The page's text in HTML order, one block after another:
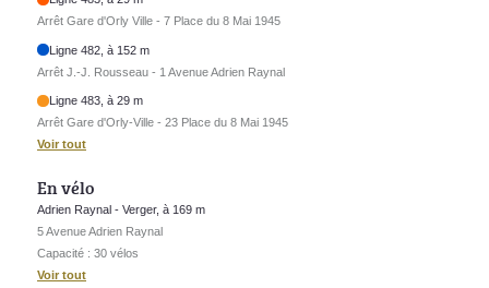
Arrêt Gare d'Orly Ville - 7 Place du 8 Mai 1945
Ligne 482, à 152 m
Arrêt J.-J. Rousseau - 1 Avenue Adrien Raynal
Ligne 483, à 29 m
Arrêt Gare d'Orly-Ville - 23 Place du 8 Mai 1945
Voir tout
En vélo
Adrien Raynal - Verger, à 169 m
5 Avenue Adrien Raynal
Capacité : 30 vélos
Voir tout